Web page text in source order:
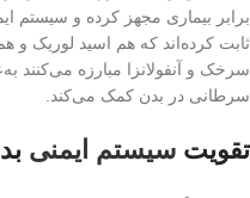
برابر بیماری مجهز کرده و سیستم
سرخک و آنفولانزا مبارزه می‌کنند
سرطانی در بدن کمک می‌کند.
تقویت سیستم ایمنی